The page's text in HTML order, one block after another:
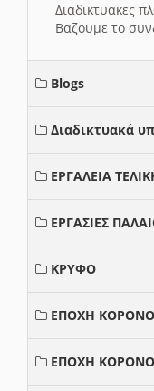
Διαδικτυακες
Βαζουμε το
Blogs
Διαδικτυακά
ΕΡΓΑΛΕΙΑ
ΕΡΓΑΣΙΕΣ
ΚΡΥΦΟ
ΕΠΟΧΗ
ΕΠΟΧΗ